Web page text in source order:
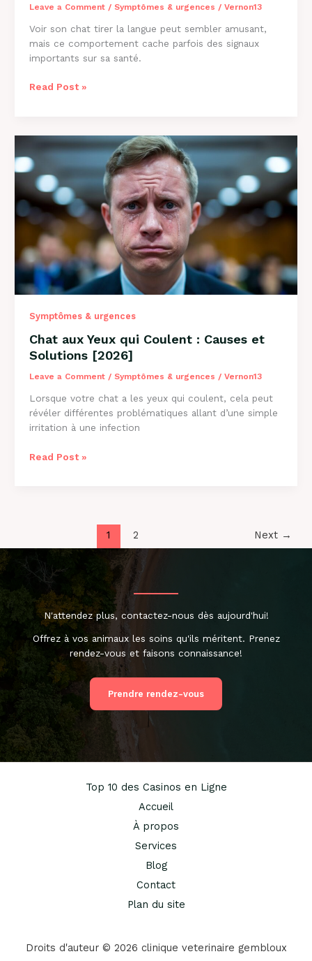
Leave a Comment / Symptômes & urgences / Vernon13
Voir son chat tirer la langue peut sembler amusant,
mais ce comportement cache parfois des signaux
importants sur sa santé.
Pourquoi
Langue
:
8
Causes
et
Solutions
Read Post »
Symptômes & urgences
Chat aux Yeux qui Coulent : Causes et
Solutions [2026]
Leave a Comment / Symptômes & urgences / Vernon13
Lorsque votre chat a les yeux qui coulent, cela peut
révéler différentes problématiques allant d’une simple
irritation à une infection
Chat
Solutions
[2026]
Read Post »
1 2 Next →
N'attendez plus, contactez-nous dès aujourd'hui!
Offrez à vos animaux les soins qu'ils méritent. Prenez
rendez-vous et faisons connaissance!
Prendre rendez-vous
Top 10 des Casinos en Ligne
Accueil
À propos
Services
Blog
Contact
Plan du site
Droits d'auteur © 2026 clinique veterinaire gembloux